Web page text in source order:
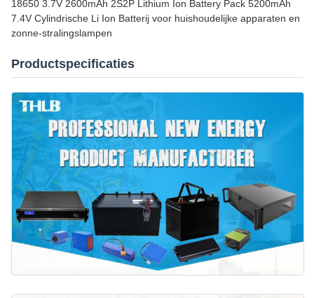
18650 3.7V 2600mAh 2S2P Lithium Ion Battery Pack 5200mAh
7.4V Cylindrische Li Ion Batterij voor huishoudelijke apparaten en
zonne-stralingslampen
Productspecificaties